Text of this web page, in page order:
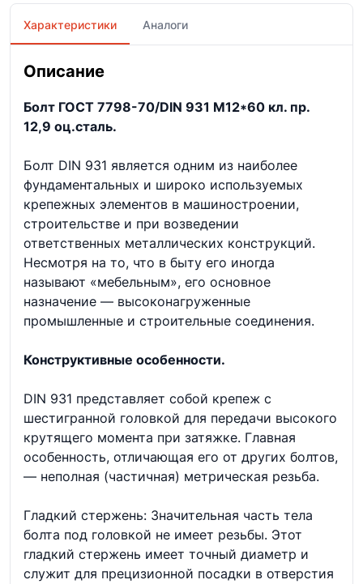
Характеристики Аналоги
Описание
Болт ГОСТ 7798-70/DIN 931 М12*60 кл. пр.
12,9 оц.сталь.
Болт DIN 931 является одним из наиболее
фундаментальных и широко используемых
крепежных элементов в машиностроении,
строительстве и при возведении
ответственных металлических конструкций.
Несмотря на то, что в быту его иногда
называют «мебельным», его основное
назначение — высоконагруженные
промышленные и строительные соединения.
Конструктивные особенности.
DIN 931 представляет собой крепеж с
шестигранной головкой для передачи высокого
крутящего момента при затяжке. Главная
особенность, отличающая его от других болтов,
— неполная (частичная) метрическая резьба.
Гладкий стержень: Значительная часть тела
болта под головкой не имеет резьбы. Этот
гладкий стержень имеет точный диаметр и
служит для прецизионной посадки в отверстия